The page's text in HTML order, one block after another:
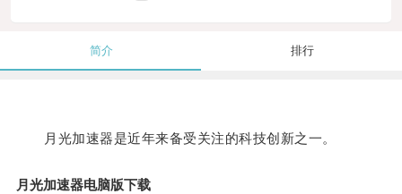
简介 排行
月光加速器是近年来备受关注的科技创新之一。
月光加速器电脑版下载